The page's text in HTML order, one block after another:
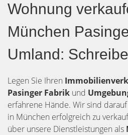
Wohnung
München
Umland:
Legen Sie Ihren
Pasinger Fabrik und
erfahrene Hände. Wir sind
in München erfolgreich zu
über unsere Dienstleistungen als